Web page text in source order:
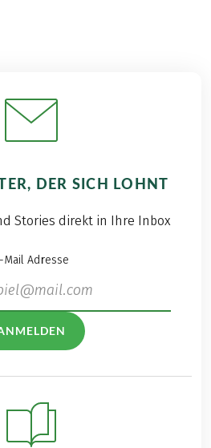
DER SICH LOHNT
Stories direkt in Ihre Inbox
Mail Adresse